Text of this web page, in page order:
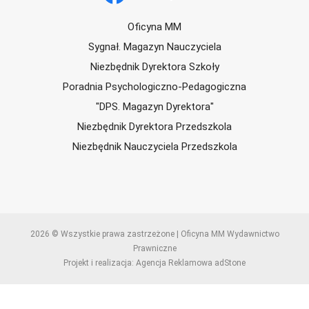
Oficyna MM
Sygnał. Magazyn Nauczyciela
Niezbędnik Dyrektora Szkoły
Poradnia Psychologiczno-Pedagogiczna
"DPS. Magazyn Dyrektora"
Niezbędnik Dyrektora Przedszkola
Niezbędnik Nauczyciela Przedszkola
2026 © Wszystkie prawa zastrzeżone | Oficyna MM Wydawnictwo
Prawniczne
Projekt i realizacja: Agencja Reklamowa adStone